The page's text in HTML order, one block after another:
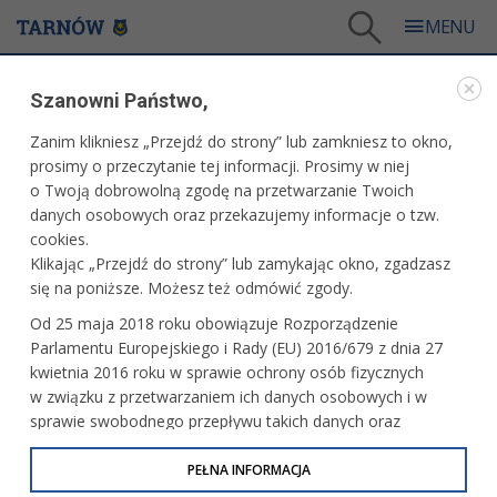
Dwa zwycięstwa i porażka pod siatką
DWA ZWYCIĘSTWA I PORAŻKA POD SIATKĄ
29.10.2019, 14:53
Podczas weekendu o punkty walczyły nasze zespoły
występujące w małopolskich ligach siatkówki kobiet
i mężczyzn. Bilans ich występów to dwa zwycięstwa
i porażka.
Szanowni Państwo,
Zanim klikniesz „Przejdź do strony” lub zamkniesz to okno,
prosimy o przeczytanie tej informacji. Prosimy w niej
o Twoją dobrowolną zgodę na przetwarzanie Twoich
danych osobowych oraz przekazujemy informacje o tzw.
cookies.
Klikając „Przejdź do strony” lub zamykając okno, zgadzasz
się na poniższe. Możesz też odmówić zgody.
Od 25 maja 2018 roku obowiązuje Rozporządzenie
Parlamentu Europejskiego i Rady (EU) 2016/679 z dnia 27
kwietnia 2016 roku w sprawie ochrony osób fizycznych
w związku z przetwarzaniem ich danych osobowych i w
sprawie swobodnego przepływu takich danych oraz
uchylenia dyrektywy 95/46/WE (określane jako RODO, GDPR
lub Ogólne Rozporządzenie o Ochronie Danych
PEŁNA INFORMACJA